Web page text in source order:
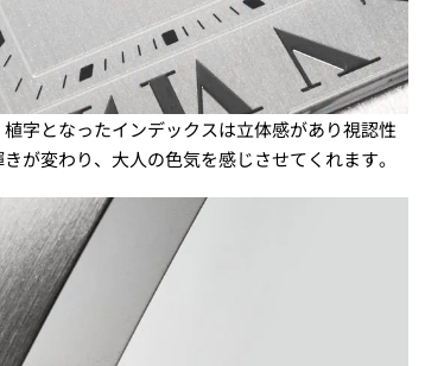
字となったインデックスは立体感があり視認性
が変わり、大人の色気を感じさせてくれます。